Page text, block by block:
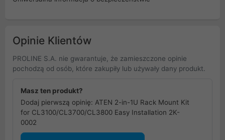
Opinie Klientów
PROLINE S.A. nie gwarantuje, że zamieszczone opinie
pochodzą od osób, które zakupiły lub używały dany produkt.
Masz ten produkt?
Dodaj pierwszą opinię: ATEN 2-in-1U Rack Mount Kit
for CL3100/CL3700/CL3800 Easy Installation 2K-
0002